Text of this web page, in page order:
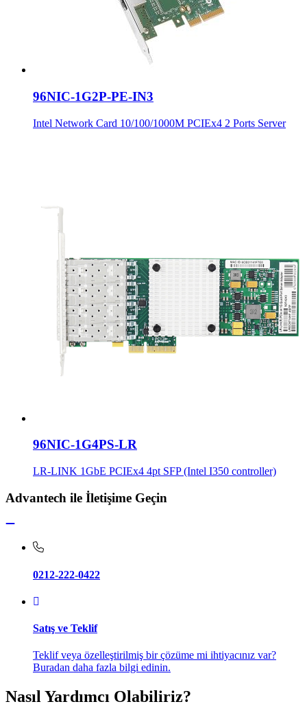
96NIC-1G2P-PE-IN3
Intel Network Card 10/100/1000M PCIEx4 2 Ports Server
96NIC-1G4PS-LR
LR-LINK 1GbE PCIEx4 4pt SFP (Intel I350 controller)
Advantech ile İletişime Geçin
0212-222-0422
Satış ve Teklif
Teklif veya özelleştirilmiş bir çözüme mi ihtiyacınız var?
Buradan daha fazla bilgi edinin.
Nasıl Yardımcı Olabiliriz?